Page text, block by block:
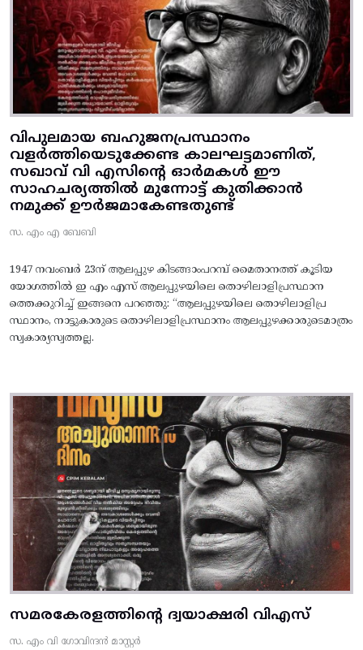
വിപുലമായ ബഹുജനപ്രസ്ഥാനം
വളർത്തിയെടുക്കേണ്ട കാലഘട്ടമാണിത്,
സഖാവ് വി എസിന്റെ ഓർമകൾ ഈ
സാഹചര്യത്തിൽ മുന്നോട്ട്‌ കുതിക്കാൻ
നമുക്ക് ഊർജമാകേണ്ടതുണ്ട്
സ. എം എ ബേബി
1947 നവംബർ 23ന് ആലപ്പുഴ കിടങ്ങാംപറമ്പ്‌ മൈതാനത്ത്‌ കൂടിയ
യോഗത്തിൽ ഇ എം എസ് ആലപ്പുഴയിലെ തൊഴിലാളിപ്രസ്ഥാന
ത്തെക്കുറിച്ച് ഇങ്ങനെ പറഞ്ഞു: “ആലപ്പുഴയിലെ തൊഴിലാളിപ്ര
സ്ഥാനം, നാട്ടുകാരുടെ തൊഴിലാളിപ്രസ്ഥാനം ആലപ്പുഴക്കാരുടെമാത്രം
സ്വകാര്യസ്വത്തല്ല.
സമരകേരളത്തിൻ്റെ ദ്വയാക്ഷരി വിഎസ്
സ. എം വി ഗോവിന്ദൻ മാസ്റ്റർ